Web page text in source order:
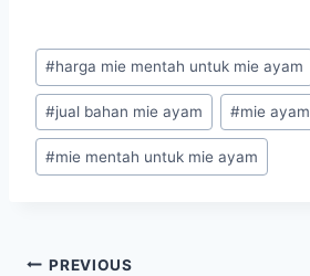
#harga mie mentah untuk mie ayam
#jual bahan mie ayam #mie ayam
#mie mentah untuk mie ayam
PREVIOUS